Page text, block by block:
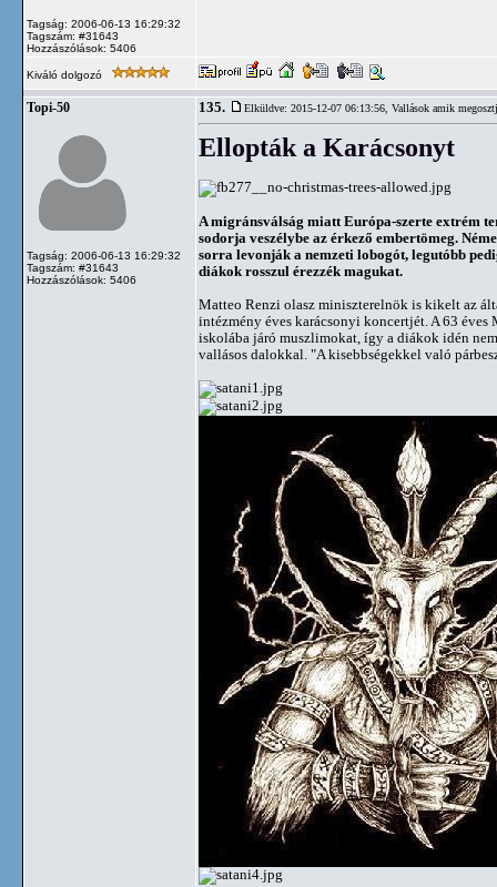
Tagság: 2006-06-13 16:29:32
Tagszám: #31643
Hozzászólások: 5406
Kiváló dolgozó
Topi-50
Tagság: 2006-06-13 16:29:32
Tagszám: #31643
Hozzászólások: 5406
135. Elküldve: 2015-12-07 06:13:56, Vallások amik
Ellopták a Karácsonyt
A migránsválság miatt Európa-szerte extrém
sodorja veszélybe az érkező embertömeg.
sorra levonják a nemzeti lobogót, legutóbb
diákok rosszul érezzék magukat.
Matteo Renzi olasz miniszterelnök is kikelt az
intézmény éves karácsonyi koncertjét. A 63
iskolába járó muszlimokat, így a diákok idén
vallásos dalokkal. "A kisebbségekkel való